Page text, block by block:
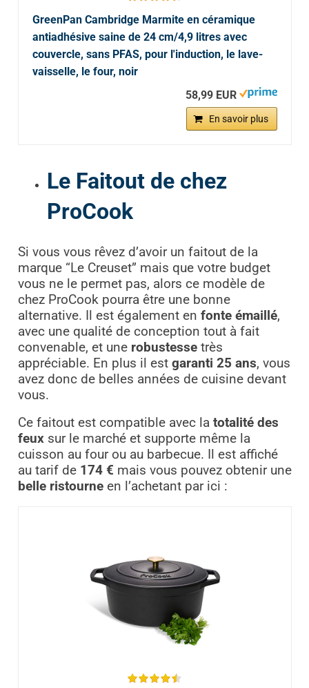
GreenPan Cambridge Marmite en céramique
antiadhésive saine de 24 cm/4,9 litres avec
couvercle, sans PFAS, pour l'induction, le lave-
vaisselle, le four, noir
58,99 EUR
En savoir plus
Le Faitout de chez
ProCook
Si vous vous rêvez d’avoir un faitout de la
marque “Le Creuset” mais que votre budget
vous ne le permet pas, alors ce modèle de
chez ProCook pourra être une bonne
alternative. Il est également en fonte émaillé,
avec une qualité de conception tout à fait
convenable, et une robustessetrès
appréciable. En plus il est garanti 25 ans, vous
avez donc de belles années de cuisine devant
vous.
Ce faitout est compatible avec la totalité des
feuxsur le marché et supporte même la
cuisson au four ou au barbecue. Il est affiché
au tarif de 174 € mais vous pouvez obtenir une
belle ristourneen l’achetant par ici :